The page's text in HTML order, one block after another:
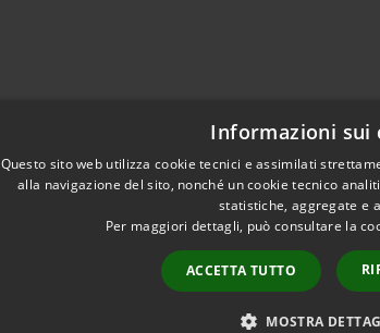
Informazioni sui
Questo sito web utilizza cookie tecnici e assimilati
alla navigazione del sito, nonché un cookie tecnico
statistiche, aggregate e
Per maggiori dettagli, può consultare la
ACCETTA TUTTO
MOSTRA